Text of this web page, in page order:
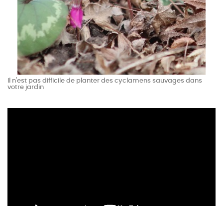
Il n'est pas difficile de planter des cyclamens sauvages dans
votre jardin